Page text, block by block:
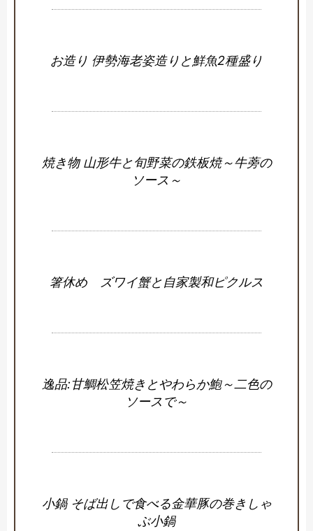
お造り 伊勢海老姿造りと鮮魚2種盛り
焼き物 山形牛と旬野菜の鉄板焼～牛蒡の
ソース～
箸休め ズワイ蟹と自家製和ピクルス
逸品:甘鯛松笠焼きとやわらか鮑～二色の
ソースで～
小鍋 そば出しで食べる金華豚の巻きしゃ
ぶ小鍋